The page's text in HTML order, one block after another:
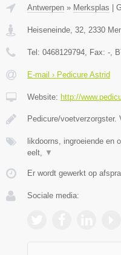
Antwerpen » Merksplas
Heiseneinde, 32 2330
Tel: 0468129794 , Fax: - ,
E-mail › Pedicure Astrid
Website: http://
Pedicure/voetverzorgster.
likdoorns, ingroeiende en
eelt,
▼
Er wordt gewerkt op
Sociale media: